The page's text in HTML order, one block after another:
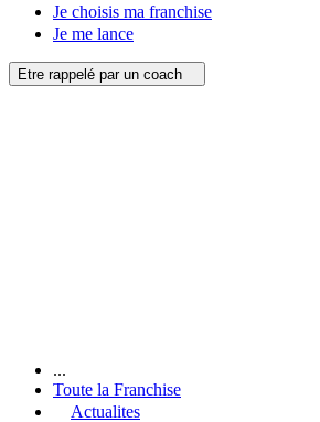
Je choisis ma franchise
Je me lance
Etre rappelé par un coach
...
Toute la Franchise
Actualites